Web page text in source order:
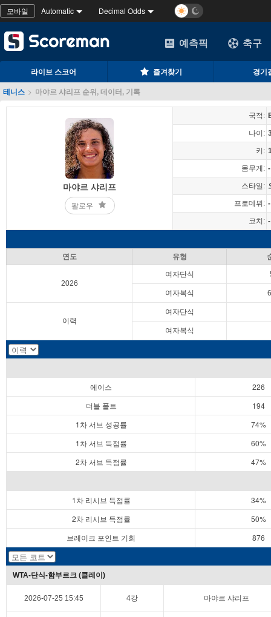
모바일 Automatic Decimal Odds
예측픽 축구
라이브 스코어 즐겨찾기
경기
테니스 > 마야르 샤리프 순위, 데이터, 기록
마야르 샤리프
팔로우
국적:
나이:
키:
몸무게: -
스타일:
프로데뷔: -
코치: -
연도 유형
2026
여자단식
여자복식
이력
여자단식
여자복식
에이스
226
더블 폴트
194
1차 서브 성공률
74%
1차 서브 득점률
60%
2차 서브 득점률
47%
1차 리시브 득점률
34%
2차 리시브 득점률
50%
브레이크 포인트 기회
876
WTA-단식-함부르크 (클레이)
2026-07-25 15:45 4강 마야르 샤리프